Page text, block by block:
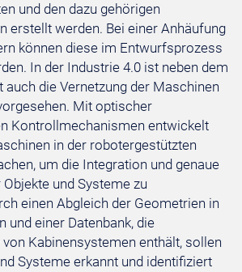
und den dazu gehörigen
erstellt werden. Bei einer Anhäufung
können diese im Entwurfsprozess
In der Industrie 4.0 ist neben dem
auch die Vernetzung der Maschinen
Mit optischer
Kontrollmechanismen entwickelt
in der robotergestützten
um die Integration und genaue
und Systeme zu
einen Abgleich der Geometrien in
und einer Datenbank, die
Kabinensystemen enthält, sollen
Systeme erkannt und identifiziert